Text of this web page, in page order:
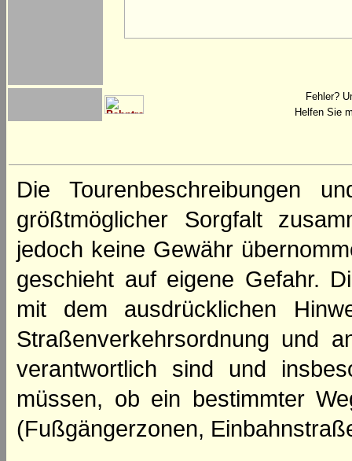
Fehler?
Helfen Sie
Die Tourenbeschreibungen
größtmöglicher Sorgfalt
jedoch keine Gewähr
geschieht auf eigene Gefahr.
mit dem ausdrücklichen
Straßenverkehrsordnung und
verantwortlich sind und
müssen, ob ein bestimmter
(Fußgängerzonen,